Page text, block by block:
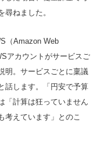
ねました。
（Amazon Web
アカウントがサービスご
明。サービスごとに稟議
話します。「円安で予算
「計算は狂っていません
考えています」とのこ